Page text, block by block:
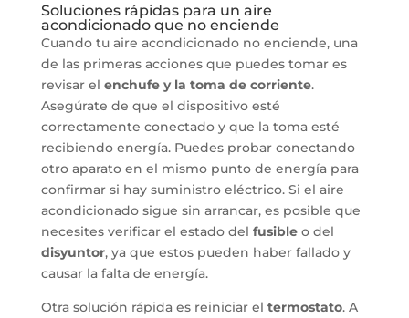
Soluciones rápidas para un aire
acondicionado que no enciende
Cuando tu aire acondicionado no enciende, una
de las primeras acciones que puedes tomar es
revisar el enchufe y la toma de corriente.
Asegúrate de que el dispositivo esté
correctamente conectado y que la toma esté
recibiendo energía. Puedes probar conectando
otro aparato en el mismo punto de energía para
confirmar si hay suministro eléctrico. Si el aire
acondicionado sigue sin arrancar, es posible que
necesites verificar el estado del fusibleo del
disyuntor, ya que estos pueden haber fallado y
causar la falta de energía.
Otra solución rápida es reiniciar el termostato. A